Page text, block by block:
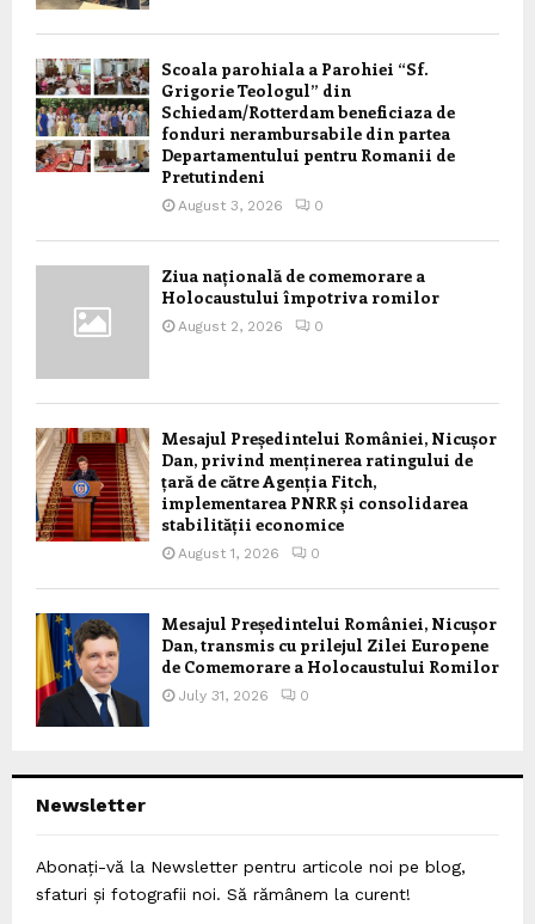
Scoala parohiala a Parohiei “Sf.
Grigorie Teologul” din
Schiedam/Rotterdam beneficiaza de
fonduri nerambursabile din partea
Departamentului pentru Romanii de
Pretutindeni
August 3, 2026 0
Ziua națională de comemorare a
Holocaustului împotriva romilor
August 2, 2026 0
Mesajul Președintelui României, Nicușor
Dan, privind menținerea ratingului de
țară de către Agenția Fitch,
implementarea PNRR și consolidarea
stabilității economice
August 1, 2026 0
Mesajul Președintelui României, Nicușor
Dan, transmis cu prilejul Zilei Europene
de Comemorare a Holocaustului Romilor
July 31, 2026 0
Newsletter
Abonați-vă la Newsletter pentru articole noi pe blog,
sfaturi și fotografii noi. Să rămânem la curent!